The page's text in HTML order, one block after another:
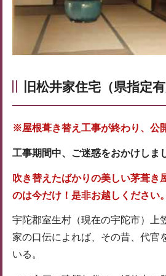
旧松井家住宅（県指定
※屋根葺き替え工事が終わり、公
工事期間中、ご迷惑をおかけしま
吹き替えたばかりの美しい茅葺き
のは今だけ！是非お越しください。
宇陀郡室生村（現在の宇陀市）上
家の口伝によれば、その昔、代官
いる。